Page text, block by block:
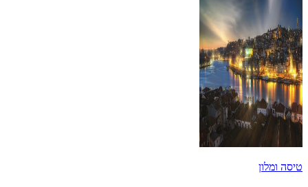
טיסה ומלון